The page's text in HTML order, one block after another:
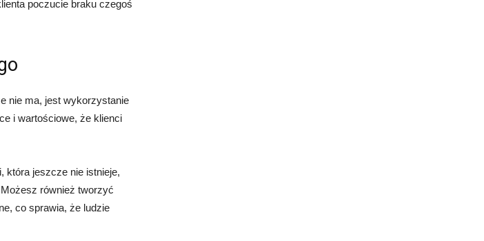
poczucie braku czegoś
nie ma, jest wykorzystanie
i wartościowe, że klienci
która jeszcze nie istnieje,
również tworzyć
co sprawia, że ludzie